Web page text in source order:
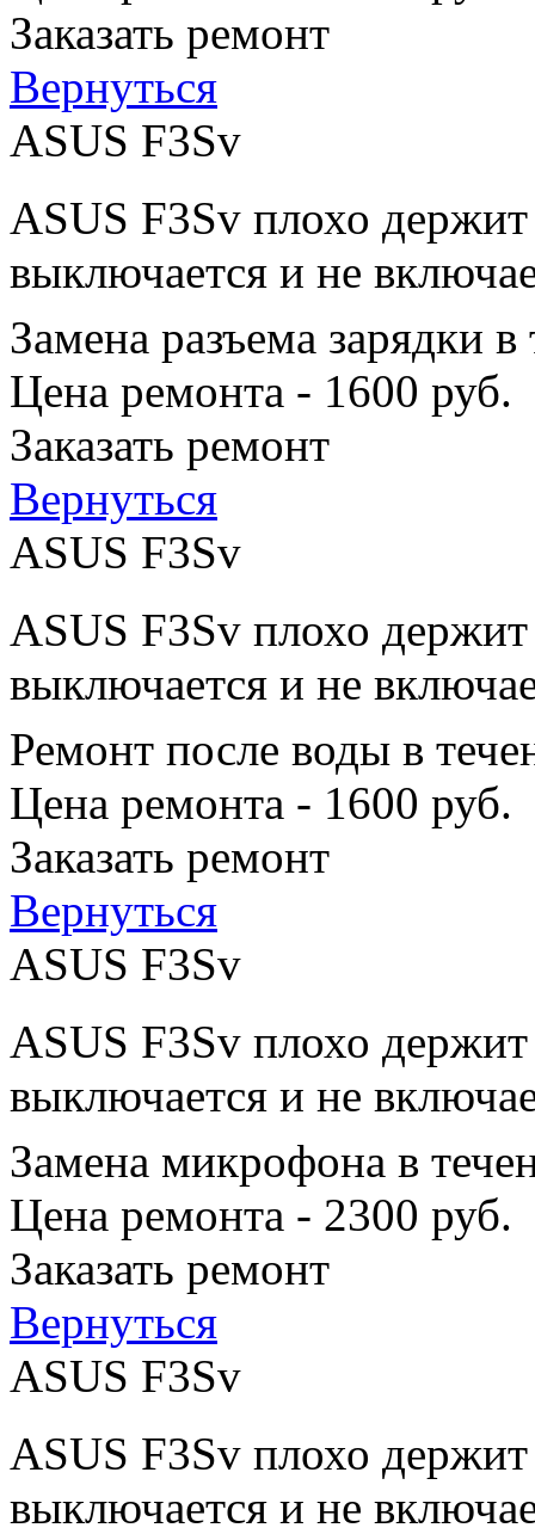
Заказать ремонт
Вернуться
ASUS F3Sv
ASUS F3Sv плохо держит
выключается и не
Замена разъема зарядки
Цена ремонта - 1600 руб.
Заказать ремонт
Вернуться
ASUS F3Sv
ASUS F3Sv плохо держит
выключается и не
Ремонт после воды в
Цена ремонта - 1600 руб.
Заказать ремонт
Вернуться
ASUS F3Sv
ASUS F3Sv плохо держит
выключается и не
Замена микрофона в
Цена ремонта - 2300 руб.
Заказать ремонт
Вернуться
ASUS F3Sv
ASUS F3Sv плохо держит
выключается и не